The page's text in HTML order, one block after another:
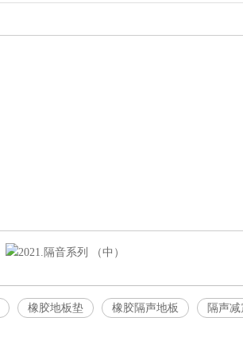
橡胶地板垫 橡胶隔声地板 隔声